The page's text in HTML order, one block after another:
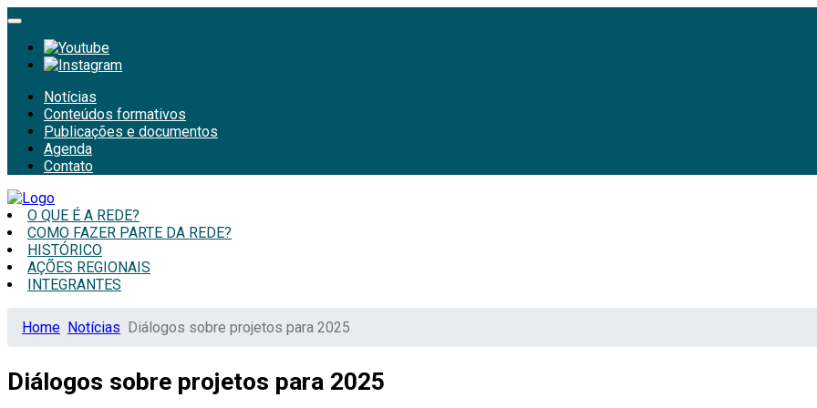
Notícias
Conteúdos formativos
Publicações e documentos
Agenda
Contato
O QUE É A REDE?
COMO FAZER PARTE DA REDE?
HISTÓRICO
AÇÕES REGIONAIS
INTEGRANTES
Home Notícias Diálogos sobre projetos para 2025
Diálogos sobre projetos para 2025